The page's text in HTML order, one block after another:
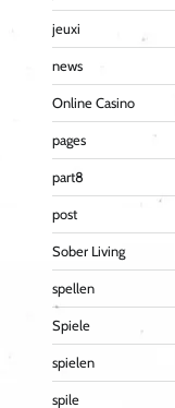
jeuxi
news
Online Casino
pages
part8
post
Sober Living
spellen
Spiele
spielen
spile